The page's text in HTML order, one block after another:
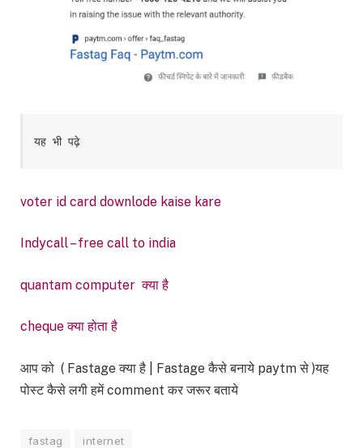
यह भी पढ़े
voter id card downlode kaise kare
Indycall – free call to india
quantam computer क्या है
cheque क्या होता है
आप को ( Fastage क्या है | Fastage कैसे बनाये paytm से )यह
पोस्ट कैसे लगी हमें comment कर जरूर बताये
fastag internet